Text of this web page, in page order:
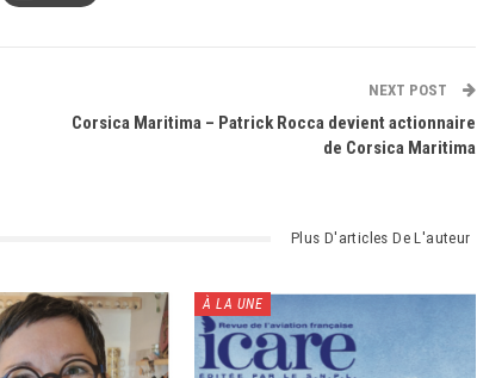
NEXT POST
Corsica Maritima – Patrick Rocca devient actionnaire
de Corsica Maritima
Plus D'articles De L'auteur
À LA UNE